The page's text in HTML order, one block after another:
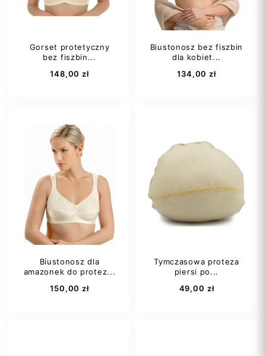
Dodaj do koszyka Dodaj do koszyka
Gorset protetyczny
bez fiszbin...
148,00 zł
90C
90D
95C
95D
100A
+1
Dodaj do koszyka
Biustonosz bez fiszbin
dla kobiet...
134,00 zł
85A
Dodaj do koszyka
Biustonosz dla
amazonek do protez...
150,00 zł
Tymczasowa proteza
piersi po...
49,00 zł